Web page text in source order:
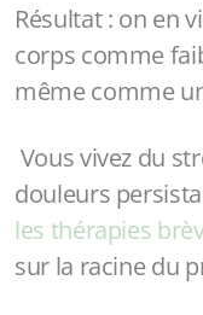
Résultat : on en
corps comme
même comme
Vous vivez du
douleurs
les thérapies
sur la racine du